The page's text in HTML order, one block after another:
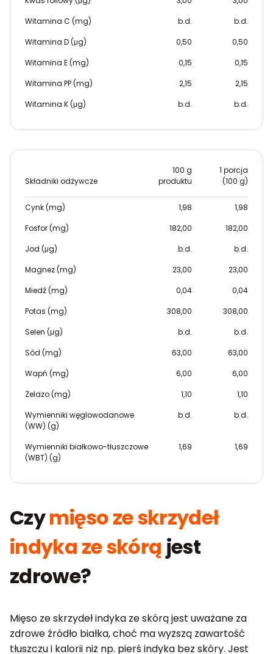
Witamina C (mg)
b.d.
b.d.
Witamina D (μg)
0,50
0,50
Witamina E (mg)
0,15
0,15
Witamina PP (mg)
2,15
2,15
Witamina K (μg)
b.d. b.d.
Składniki odżywcze
100 g
produktu
1 porcja
(100 g)
Cynk (mg) 1,98
1,98
Fosfor (mg)
182,00
182,00
Jod (μg)
b.d.
b.d.
Magnez (mg)
23,00
23,00
Miedź (mg)
0,04
0,04
Potas (mg)
308,00
308,00
Selen (μg)
b.d.
b.d.
Sód (mg)
63,00
63,00
Wapń (mg)
6,00
6,00
Żelazo (mg)
1,10
1,10
Wymienniki węglowodanowe
(WW) (g)
b.d. b.d.
Wymienniki białkowo-tłuszczowe
(WBT) (g)
1,69 1,69
Czymięso ze skrzydeł
indyka ze skórą jest
zdrowe?
Mięso ze skrzydeł indyka ze skórą jest uważane za
zdrowe źródło białka, choć ma wyższą zawartość
tłuszczu i kalorii niż np. pierś indyka bez skóry. Jest